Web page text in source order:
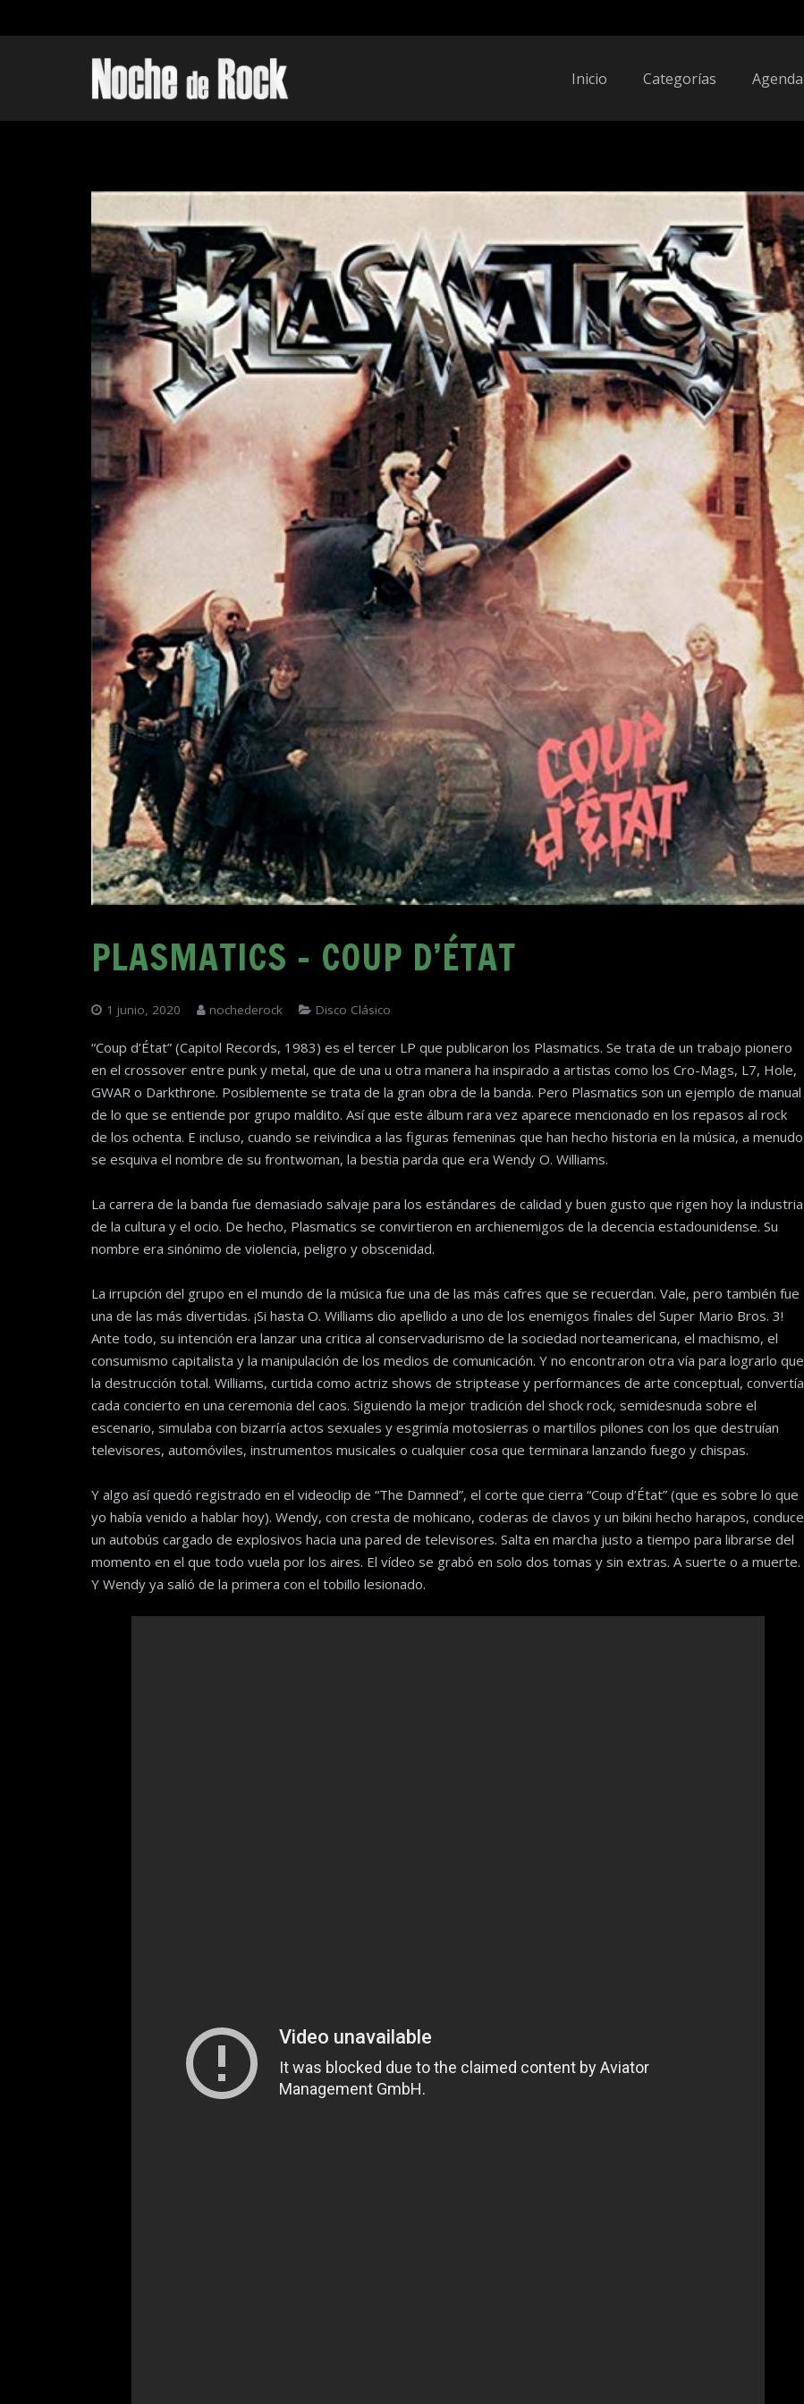
Inicio Categorías Agenda
PLASMATICS – COUP D’ÉTAT
1 junio, 2020 nochederock Disco Clásico
“Coup d’État” (Capitol Records, 1983) es el tercer LP que publicaron los Plasmatics. Se trata de un trabajo pionero
en el crossover entre punk y metal, que de una u otra manera ha inspirado a artistas como los Cro-Mags, L7, Hole,
GWAR o Darkthrone. Posiblemente se trata de la gran obra de la banda. Pero Plasmatics son un ejemplo de manual
de lo que se entiende por grupo maldito. Así que este álbum rara vez aparece mencionado en los repasos al rock
de los ochenta. E incluso, cuando se reivindica a las figuras femeninas que han hecho historia en la música, a menudo
se esquiva el nombre de su frontwoman, la bestia parda que era Wendy O. Williams.
La carrera de la banda fue demasiado salvaje para los estándares de calidad y buen gusto que rigen hoy la industria
de la cultura y el ocio. De hecho, Plasmatics se convirtieron en archienemigos de la decencia estadounidense. Su
nombre era sinónimo de violencia, peligro y obscenidad.
La irrupción del grupo en el mundo de la música fue una de las más cafres que se recuerdan. Vale, pero también fue
una de las más divertidas. ¡Si hasta O. Williams dio apellido a uno de los enemigos finales del Super Mario Bros. 3!
Ante todo, su intención era lanzar una critica al conservadurismo de la sociedad norteamericana, el machismo, el
consumismo capitalista y la manipulación de los medios de comunicación. Y no encontraron otra vía para lograrlo que
la destrucción total. Williams, curtida como actriz shows de striptease y performances de arte conceptual, convertía
cada concierto en una ceremonia del caos. Siguiendo la mejor tradición del shock rock, semidesnuda sobre el
escenario, simulaba con bizarría actos sexuales y esgrimía motosierras o martillos pilones con los que destruían
televisores, automóviles, instrumentos musicales o cualquier cosa que terminara lanzando fuego y chispas.
Y algo así quedó registrado en el videoclip de “The Damned”, el corte que cierra “Coup d’État” (que es sobre lo que
yo había venido a hablar hoy). Wendy, con cresta de mohicano, coderas de clavos y un bikini hecho harapos, conduce
un autobús cargado de explosivos hacia una pared de televisores. Salta en marcha justo a tiempo para librarse del
momento en el que todo vuela por los aires. El vídeo se grabó en solo dos tomas y sin extras. A suerte o a muerte.
Y Wendy ya salió de la primera con el tobillo lesionado.